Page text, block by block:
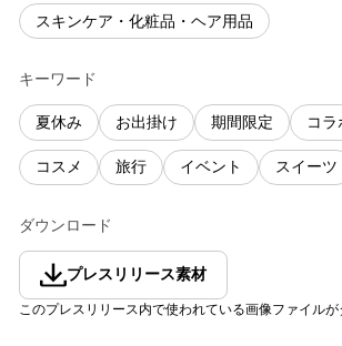
スキンケア・化粧品・ヘア用品
キーワード
夏休み お出掛け 期間限定 コラ
コスメ 旅行 イベント スイーツ
ダウンロード
プレスリリース素材
このプレスリリース内で使われている画像ファイル